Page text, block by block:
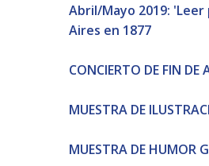
Abril/Mayo 2019:
Aires en 1877
CONCIERTO DE FIN DE
MUESTRA DE
MUESTRA DE HUMOR